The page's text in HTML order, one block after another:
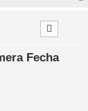
Fecha